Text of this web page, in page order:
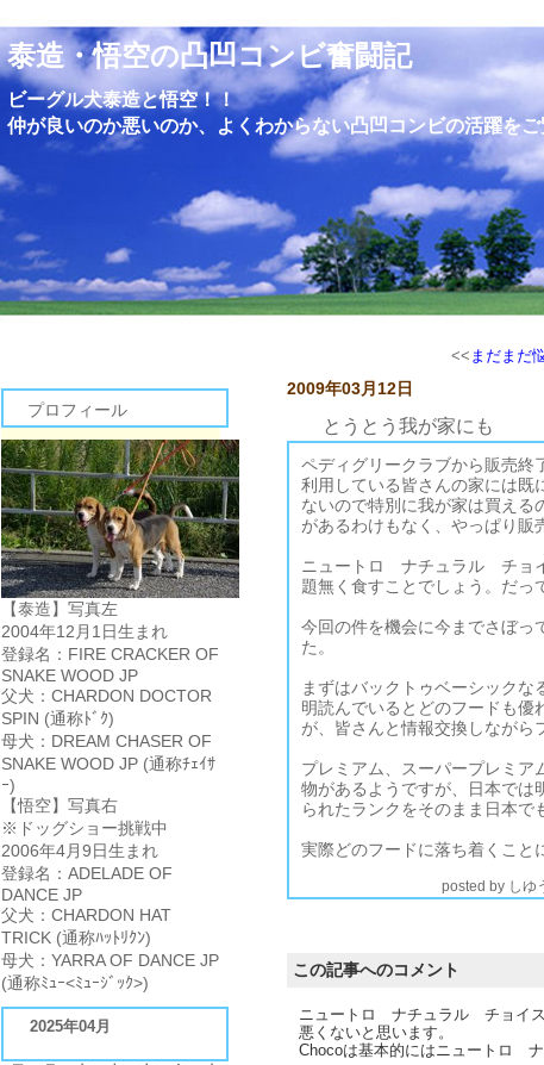
泰造・悟空の凸凹コンビ奮闘記
ビーグル犬泰造と悟空！！
仲が良いのか悪いのか、よくわからない凸凹コンビの活躍を
プロフィール
【泰造】写真左
2004年12月1日生まれ
登録名：FIRE CRACKER OF
SNAKE WOOD JP
父犬：CHARDON DOCTOR
SPIN (通称ﾄﾞｸ)
母犬：DREAM CHASER OF
SNAKE WOOD JP (通称ﾁｪｲｻ
ｰ)
【悟空】写真右
※ドッグショー挑戦中
2006年4月9日生まれ
登録名：ADELADE OF
DANCE JP
父犬：CHARDON HAT
TRICK (通称ﾊｯﾄﾘｸﾝ)
母犬：YARRA OF DANCE JP
(通称ﾐｭｰ<ﾐｭｰｼﾞｯｸ>)
2025年04月
<< まだまだ
2009年03月12日
とうとう我が家にも
ペディグリークラブから販売終
利用している皆さんの家には既
ないので特別に我が家は買える
があるわけもなく、やっぱり販
ニュートロ ナチュラル チョ
題無く食すことでしょう。だっ
今回の件を機会に今までさぼっ
た。
まずはバックトゥベーシックな
明読んでいるとどのフードも優
が、皆さんと情報交換しながら
プレミアム、スーパープレミア
物があるようですが、日本では
られたランクをそのまま日本で
実際どのフードに落ち着くこと
posted by しゆ
この記事へのコメント
ニュートロ ナチュラル チョイス
悪くないと思います。
Chocoは基本的にはニュートロ